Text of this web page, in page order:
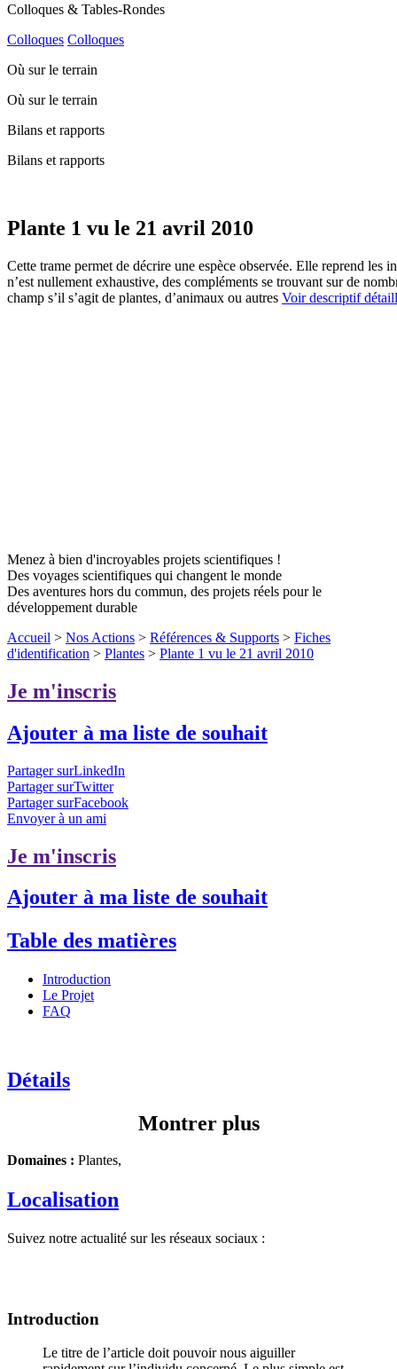
Colloques & Tables-Rondes
Colloques Colloques
Où sur le terrain
Où sur le terrain
Bilans et rapports
Bilans et rapports
Plante 1 vu le 21 avril 2010
Cette trame permet de décrire une espèce observée. Elle reprend
n’est nullement exhaustive, des compléments se trouvant sur de
champ s’il s’agit de plantes, d’animaux ou autres Voir descriptif
Menez à bien d'incroyables projets scientifiques !
Des voyages scientifiques qui changent le monde
Des aventures hors du commun, des projets réels pour le
développement durable
Accueil > Nos Actions > Références & Supports > Fiches
d'identification > Plantes > Plante 1 vu le 21 avril 2010
Je m'inscris
Ajouter à ma liste de souhait
Partager surLinkedIn
Partager surTwitter
Partager surFacebook
Envoyer à un ami
Je m'inscris
Ajouter à ma liste de souhait
Table des matières
Introduction
Le Projet
FAQ
Détails
Montrer plus
Domaines : Plantes,
Localisation
Suivez notre actualité sur les réseaux sociaux :
Introduction
Le titre de l’article doit pouvoir nous aiguiller